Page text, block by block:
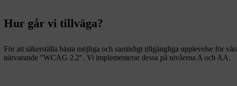
Hur går vi tillväga?
För att säkerställa bästa möjliga och samtidigt tillgängliga upplevelse för
närvarande "WCAG 2.2". Vi implementerar dessa på nivåerna A och AA.